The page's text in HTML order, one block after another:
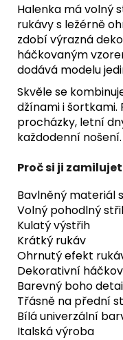
Halenka má volný
rukávy s ležérně
zdobí výrazná
háčkovaným
dodává modelu
Skvěle se
džínami i šortkami.
procházky, letní
každodenní nošení.
Proč si ji
Bavlněný materiál
Volný pohodlný
Kulatý výstřih
Krátký rukáv
Ohrnutý efekt
Dekorativní
Barevný boho
Třásně na přední
Bílá univerzální
Italská výroba